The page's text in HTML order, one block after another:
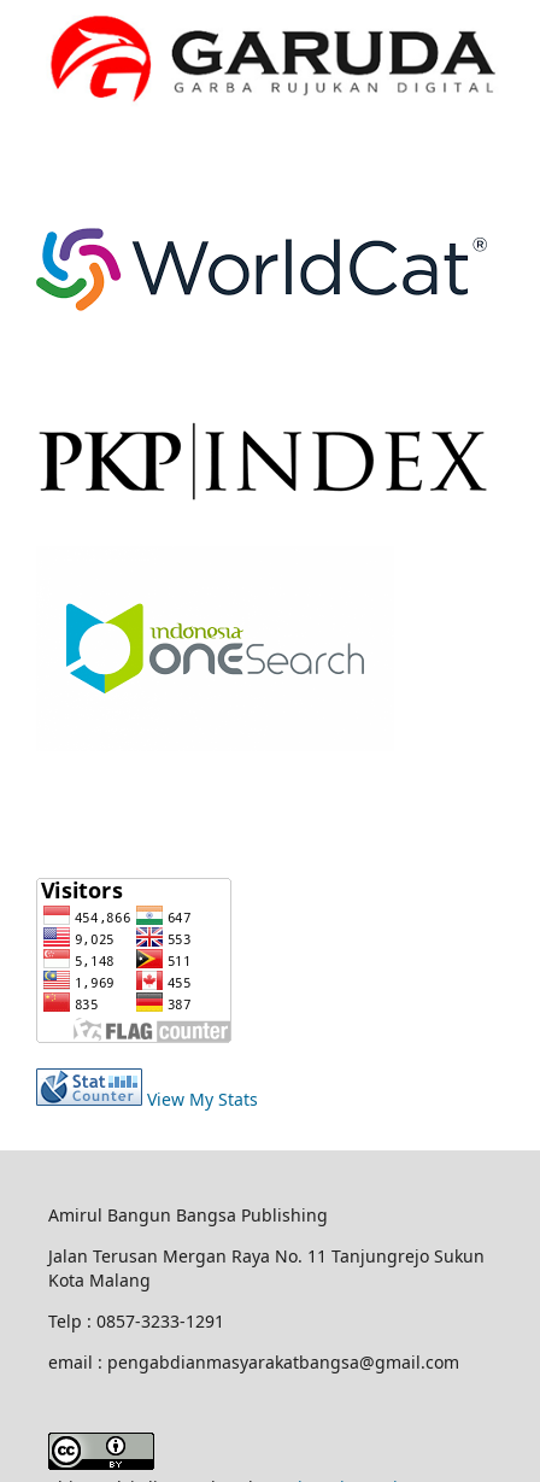
View My Stats
Amirul Bangun Bangsa Publishing
Jalan Terusan Mergan Raya No. 11 Tanjungrejo Sukun
Kota Malang
Telp : 0857-3233-1291
email : pengabdianmasyarakatbangsa@gmail.com